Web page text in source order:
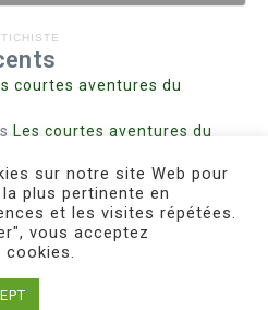
courtes aventures du
Les courtes aventures du
sanglantes à Mulhouse
Nice
et champignons
Footichiste | Réalisé par
sur notre site Web pour
plus pertinente en
et les visites répétées.
vous acceptez
cookies.